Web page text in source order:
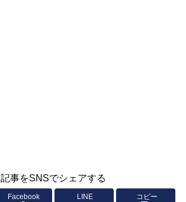
記事をSNSでシェアする
Facebook LINE コピー